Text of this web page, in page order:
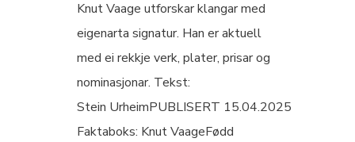
Knut Vaage utforskar klangar med
eigenarta signatur. Han er aktuell
med ei rekkje verk, plater, prisar og
nominasjonar. Tekst:
Stein UrheimPUBLISERT 15.04.2025
Faktaboks: Knut VaageFødd